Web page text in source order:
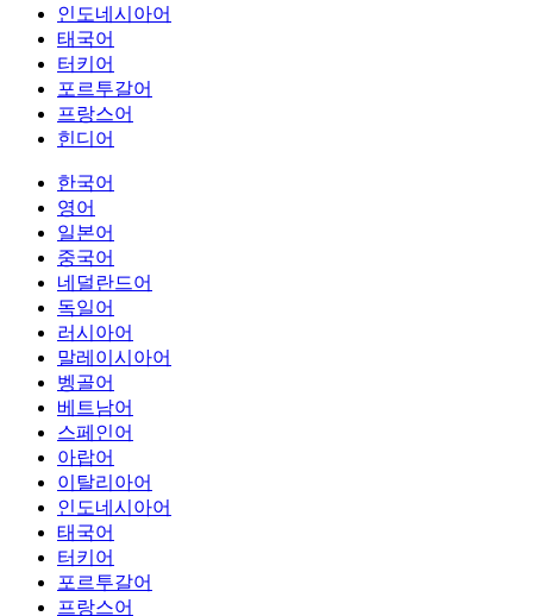
인도네시아어
태국어
터키어
포르투갈어
프랑스어
힌디어
한국어
영어
일본어
중국어
네덜란드어
독일어
러시아어
말레이시아어
벵골어
베트남어
스페인어
아랍어
이탈리아어
인도네시아어
태국어
터키어
포르투갈어
프랑스어